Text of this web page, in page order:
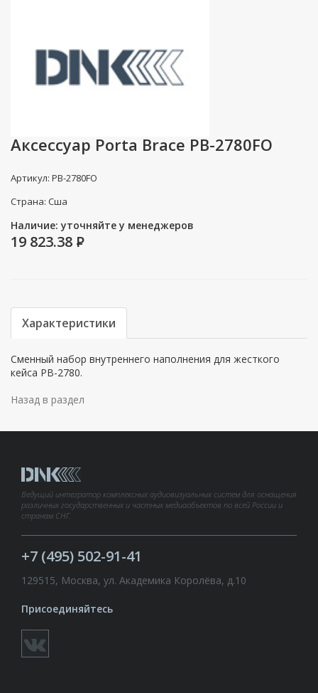
Аксессуар Porta Brace PB-2780FO
Артикул: PB-2780FO
Страна: Сша
Наличие: уточняйте у менеджеров
19 823.38 P
Характеристики
Сменный набор внутреннего наполнения для жесткого
кейса PB-2780.
Назад в раздел
Ведущий интегратор комплексных аудиовизуальных систем для оснащения
различных государственных и частных медиаобъектов по всей России и
странам СНГ.
+7 (495) 502-91-41
129515, Москва, ул. Академика Королёва, д.10
Присоединяйтесь